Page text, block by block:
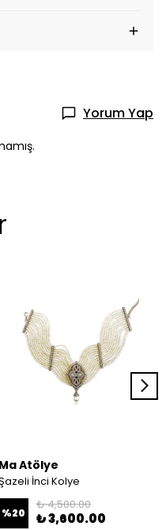
Yorum Yap
Ma Atölye
İnci Kolye
%20
₺ 4,500.00
₺ 3,600.00